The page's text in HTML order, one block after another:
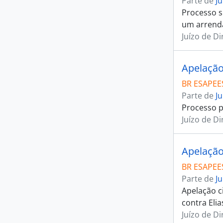
Processo
um
Juízo de
BR
Parte de
Processo
Juízo de
BR
Parte de
Apelação
contra
Juízo de